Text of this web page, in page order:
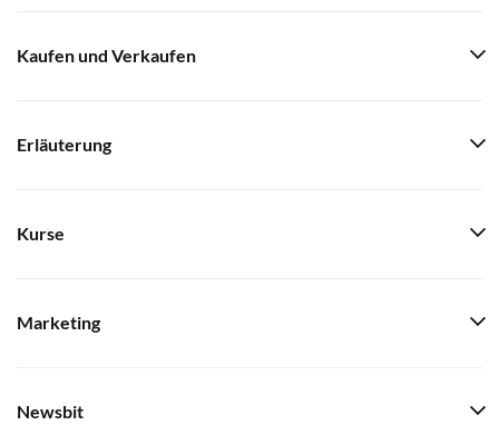
Kaufen und Verkaufen
Erläuterung
Kurse
Marketing
Newsbit